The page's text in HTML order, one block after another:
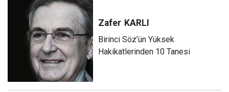
Zafer KARLI
Birinci Söz’ün Yüksek
Hakikatlerinden 10 Tanesi